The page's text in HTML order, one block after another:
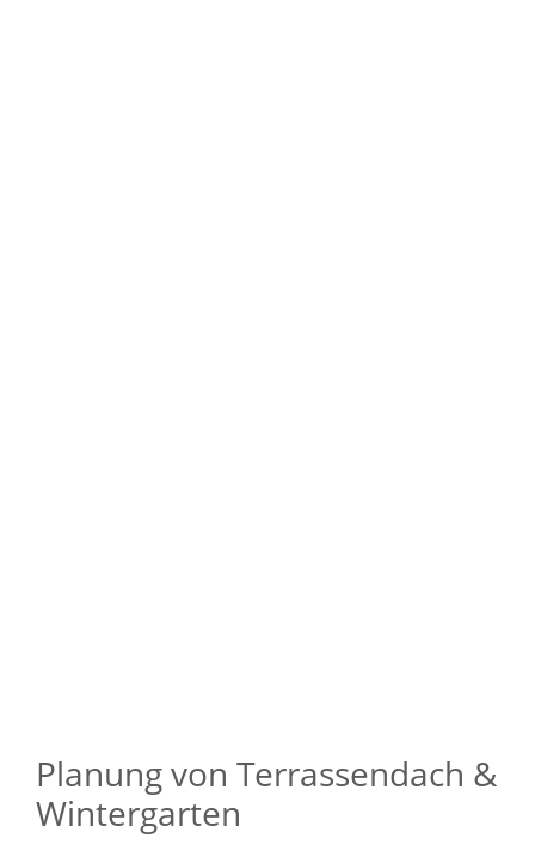
Planung von Terrassendach &
Wintergarten